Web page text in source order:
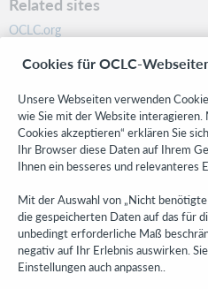
OCLC.org
Community
Research
WebJunction
Developer Network
Stay in the know.
Get the latest product updates,
right to your inbox.
Subscribe now
Cookies für OCLC-
Unsere Webseiten verwenden
wie Sie mit der Website interagieren.
Cookies akzeptieren“ erklären Sie
Ihr Browser diese Daten auf Ihrem
Ihnen ein besseres und relevanteres
Mit der Auswahl von „Nicht
die gespeicherten Daten auf das für
unbedingt erforderliche Maß
negativ auf Ihr Erlebnis auswirken.
Einstellungen auch anpassen..